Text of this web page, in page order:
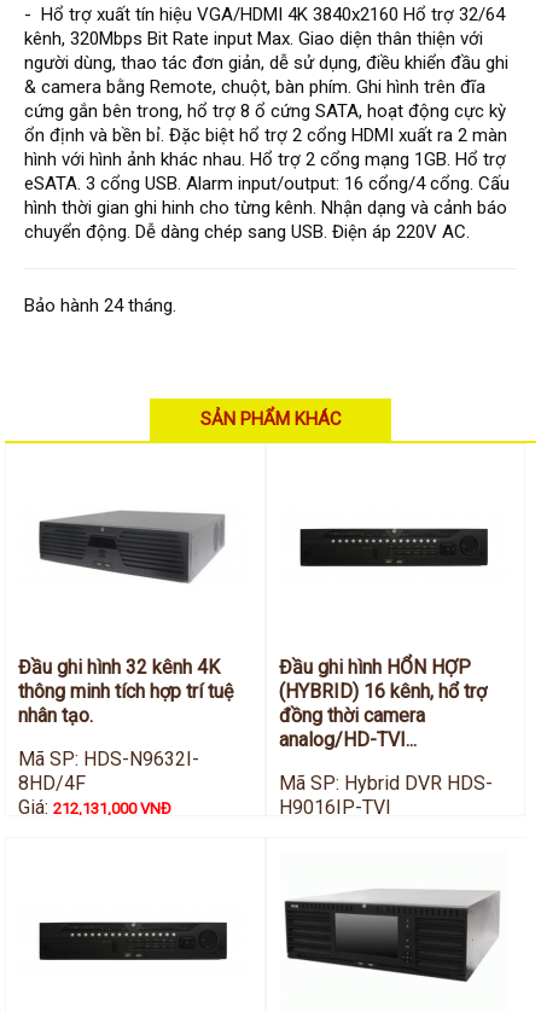
Đầu ghi KBVISION
Thiết bị chống trộm
Thiết bị chống trộm Paradox
Thiết bị Enforcer
access control
Khóa điện tử VIRO
Access control Syris
BÁO ĐỘNG CHỐNG TRỘM
GIẢI PHÁP GIÁM SÁT RA VÀO
GIẢI PHÁP NHỎ TRỌN GÓI
Tài liệu kỹ thuật
Tin tức
Liên hệ
- Hổ trợ xuất tín hiệu VGA/HDMI 4K 3840x2160 Hổ trợ 32/64
kênh, 320Mbps Bit Rate input Max. Giao diện thân thiện với
người dùng, thao tác đơn giản, dễ sử dụng, điều khiển đầu ghi
& camera bằng Remote, chuột, bàn phím. Ghi hình trên đĩa
cứng gắn bên trong, hổ trợ 8 ổ cứng SATA, hoạt động cực kỳ
ổn định và bền bỉ. Đặc biệt hổ trợ 2 cổng HDMI xuất ra 2 màn
hình với hình ảnh khác nhau. Hổ trợ 2 cổng mạng 1GB. Hổ trợ
eSATA. 3 cổng USB. Alarm input/output: 16 cổng/4 cổng. Cấu
hình thời gian ghi hinh cho từng kênh. Nhận dạng và cảnh báo
chuyển động. Dễ dàng chép sang USB. Điện áp 220V AC.
Bảo hành 24 tháng.
SẢN PHẨM KHÁC
Đầu ghi hình 32 kênh 4K
thông minh tích hợp trí tuệ
nhân tạo.
Mã SP: HDS-N9632I-
8HD/4F
Giá:212,131,000 VNĐ
Đầu ghi hình HỔN HỢP
(HYBRID) 16 kênh, hổ trợ
đồng thời camera
analog/HD-TVI...
Mã SP: Hybrid DVR HDS-
H9016IP-TVI